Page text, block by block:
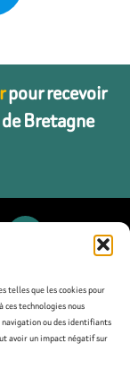
telles que les cookies pour
technologies nous
ou des identifiants
avoir un impact négatif sur
pour recevoir
Bretagne